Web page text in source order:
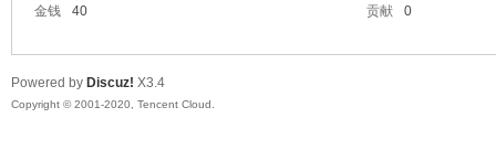
大
金钱
40 贡献 0
Powered by Discuz! X3.4
Copyright © 2001-2020, Tencent Cloud.